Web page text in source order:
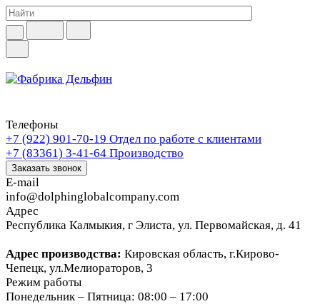
Телефоны
+7 (922) 901-70-19 Отдел по работе с клиентами
+7 (83361) 3-41-64 Производство
Заказать звонок
E-mail
info@dolphinglobalcompany.com
Адрес
Республика Калмыкия, г Элиста, ул. Первомайская, д. 41
Адрес производства: Кировская область, г.Кирово-
Чепецк, ул.Мелиораторов, 3
Режим работы
Понедельник – Пятница: 08:00 – 17:00